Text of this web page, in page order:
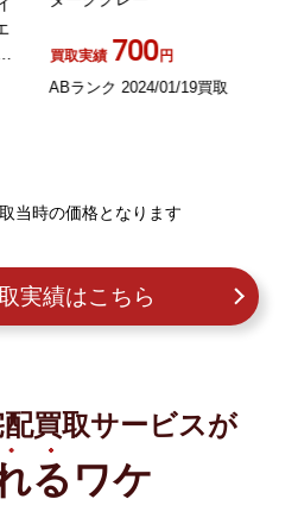
買取実績 700円
ABランク 2024/01/19買取
当時の価格となります
実績はこちら
買取サービスが
る ワケ